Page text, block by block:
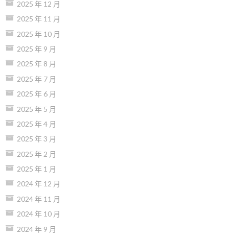
2025 年 12 月
2025 年 11 月
2025 年 10 月
2025 年 9 月
2025 年 8 月
2025 年 7 月
2025 年 6 月
2025 年 5 月
2025 年 4 月
2025 年 3 月
2025 年 2 月
2025 年 1 月
2024 年 12 月
2024 年 11 月
2024 年 10 月
2024 年 9 月